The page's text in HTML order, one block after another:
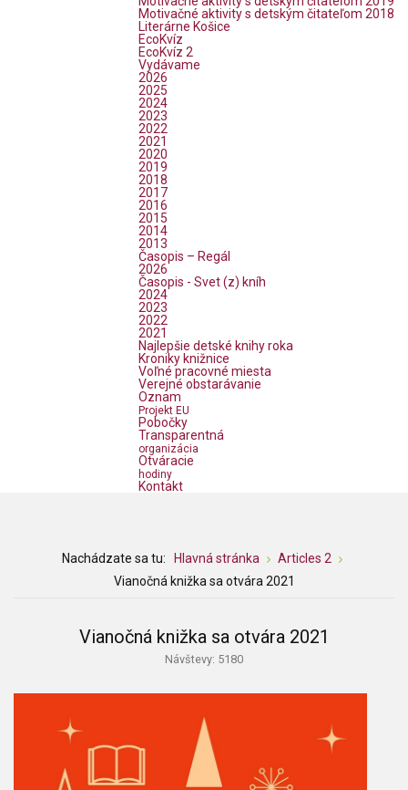
Motivačné aktivity s detským čitateľom 2018
Literárne Košice
EcoKvíz
EcoKvíz 2
Vydávame
2026
2025
2024
2023
2022
2021
2020
2019
2018
2017
2016
2015
2014
2013
Časopis – Regál
2026
Časopis - Svet (z) kníh
2024
2023
2022
2021
Najlepšie detské knihy roka
Kroniky knižnice
Voľné pracovné miesta
Verejné obstarávanie
Oznam
Projekt EU
Pobočky
Transparentná
organizácia
Otváracie
hodiny
Kontakt
Nachádzate sa tu: Hlavná stránka
Articles 2
Vianočná knižka sa otvára 2021
Vianočná knižka sa otvára 2021
Návštevy: 5180